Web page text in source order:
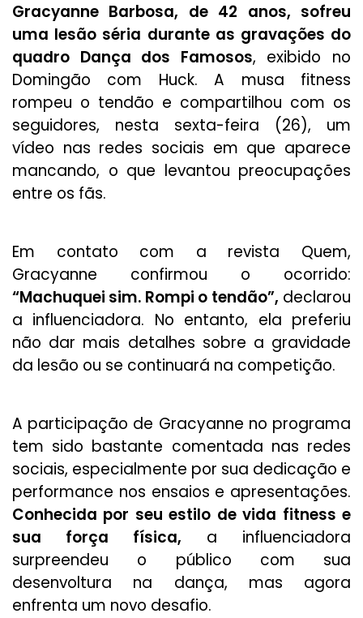
Gracyanne Barbosa, de 42 anos, sofreu
uma lesão séria durante as gravações do
quadro Dança dos Famosos, exibido no
Domingão com Huck. A musa fitness
rompeu o tendão e compartilhou com os
seguidores, nesta sexta-feira (26), um
vídeo nas redes sociais em que aparece
mancando, o que levantou preocupações
entre os fãs.
Em contato com a revista Quem,
Gracyanne confirmou o ocorrido:
“Machuquei sim. Rompi o tendão”, declarou
a influenciadora. No entanto, ela preferiu
não dar mais detalhes sobre a gravidade
da lesão ou se continuará na competição.
A participação de Gracyanne no programa
tem sido bastante comentada nas redes
sociais, especialmente por sua dedicação e
performance nos ensaios e apresentações.
Conhecida por seu estilo de vida fitness e
sua força física, a influenciadora
surpreendeu o público com sua
desenvoltura na dança, mas agora
enfrenta um novo desafio.